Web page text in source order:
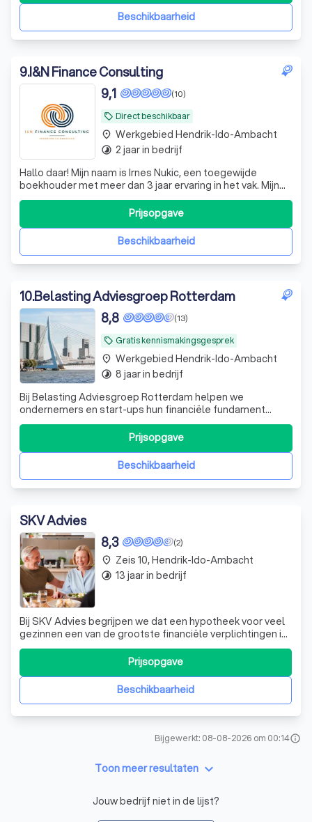
Beschikbaarheid
9.I&N Finance Consulting
local_offer Direct beschikbaar
(10)
9,1
Hallo daar! Mijn naam is Irnes Nukic, een toegewijde
boekhouder met meer dan 3 jaar ervaring in het vak. Mijn
benadering als boekhouder is allesbehalve standaard. Ik
geloof in levendige gesprekken en het grondig begrijpen
van de cijfers om u optimaal van dienst te kunnen zijn. Aan
het einde van he
Beschikbaarheid
Prijsopgave
place Werkgebied Hendrik-Ido-Ambacht
timelapse 2 jaar in bedrijf
10.Belasting Adviesgroep Rotterdam
local_offer Gratis kennismakingsgesprek
(13)
8,8
Bij Belasting Adviesgroep Rotterdam helpen we
ondernemers en start-ups hun financiële fundament
vanaf dag één stevig neer te zetten. Vanuit de Rotterdam
Building, midden in het Erasmus Centre for
Entrepreneurship, staan we tussen de vernieuwers van
morgen en werken we dagelijks met ondernemers die
Beschikbaarheid
Prijsopgave
place Werkgebied Hendrik-Ido-Ambacht
timelapse 8 jaar in bedrijf
SKV Advies
(2)
8,3
Bij SKV Advies begrijpen we dat een hypotheek voor veel
gezinnen een van de grootste financiële verplichtingen is.
Daarom bieden we een uitgebreide hypotheekcheck aan,
waarmee we snel inzichtelijk maken waar je kunt
besparen. Onze expertise als erkende
hypotheekadviseurs stelt ons in staat om je te
Beschikbaarheid
Prijsopgave
place Zeis 10, Hendrik-Ido-Ambacht
timelapse 13 jaar in bedrijf
Bijgewerkt: 08-08-2026 om 00:14info
Toon meer resultaten keyboard_arrow_down
Jouw bedrijf niet in de lijst?